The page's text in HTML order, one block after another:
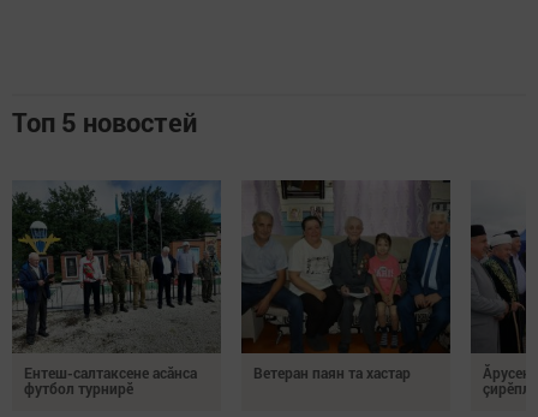
Топ 5 новостей
Ентеш-салтаксене асӑнса
футбол турнирӗ
Ветеран паян та хастар
Ăрусен